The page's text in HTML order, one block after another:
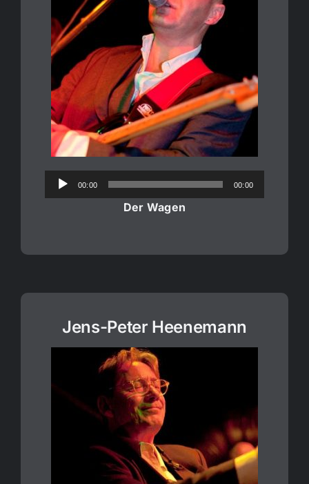
Audio-
Player
00:00 00:00
Der Wagen
Jens-Peter Heenemann